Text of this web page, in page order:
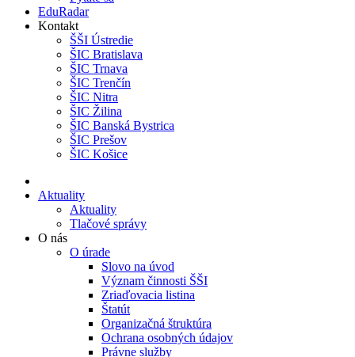
EduRadar
Kontakt
ŠŠI Ústredie
ŠIC Bratislava
ŠIC Trnava
ŠIC Trenčín
ŠIC Nitra
ŠIC Žilina
ŠIC Banská Bystrica
ŠIC Prešov
ŠIC Košice
Aktuality
Aktuality
Tlačové správy
O nás
O úrade
Slovo na úvod
Význam činnosti ŠŠI
Zriaďovacia listina
Štatút
Organizačná štruktúra
Ochrana osobných údajov
Právne služby